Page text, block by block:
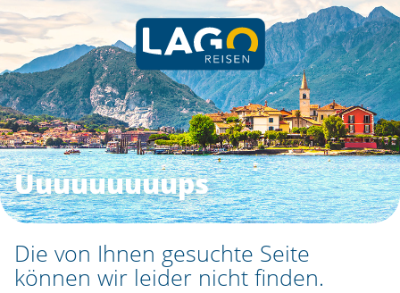
Uuuuuuuuups
Die von Ihnen gesuchte Seite
können wir leider nicht finden.